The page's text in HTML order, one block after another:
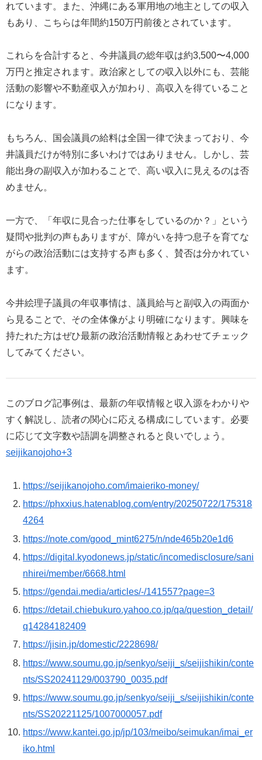
れています。また、沖縄にある軍用地の地主としての収入
もあり、こちらは年間約150万円前後とされています。
これらを合計すると、今井議員の総年収は約3,500〜4,000
万円と推定されます。政治家としての収入以外にも、芸能
活動の影響や不動産収入が加わり、高収入を得ていること
になります。
もちろん、国会議員の給料は全国一律で決まっており、今
井議員だけが特別に多いわけではありません。しかし、芸
能出身の副収入が加わることで、高い収入に見えるのは否
めません。
一方で、「年収に見合った仕事をしているのか？」という
疑問や批判の声もありますが、障がいを持つ息子を育てな
がらの政治活動には支持する声も多く、賛否は分かれてい
ます。
今井絵理子議員の年収事情は、議員給与と副収入の両面か
ら見ることで、その全体像がより明確になります。興味を
持たれた方はぜひ最新の政治活動情報とあわせてチェック
してみてください。
このブログ記事例は、最新の年収情報と収入源をわかりや
すく解説し、読者の関心に応える構成にしています。必要
に応じて文字数や語調を調整されると良いでしょう。
seijikanojoho+3
https://seijikanojoho.com/imaieriko-money/
https://phxxius.hatenablog.com/entry/20250722/175318
4264
https://note.com/good_mint6275/n/nde465b20e1d6
https://digital.kyodonews.jp/static/incomedisclosure/sani
nhirei/member/6668.html
https://gendai.media/articles/-/141557?page=3
https://detail.chiebukuro.yahoo.co.jp/qa/question_detail/
q14284182409
https://jisin.jp/domestic/2228698/
https://www.soumu.go.jp/senkyo/seiji_s/seijishikin/conte
nts/SS20241129/003790_0035.pdf
https://www.soumu.go.jp/senkyo/seiji_s/seijishikin/conte
nts/SS20221125/1007000057.pdf
https://www.kantei.go.jp/jp/103/meibo/seimukan/imai_er
iko.html